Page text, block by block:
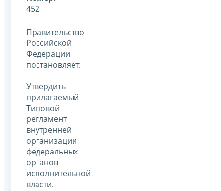
452
Правительство
Российской
Федерации
постановляет:
Утвердить
прилагаемый
Типовой
регламент
внутренней
организации
федеральных
органов
исполнительной
власти.